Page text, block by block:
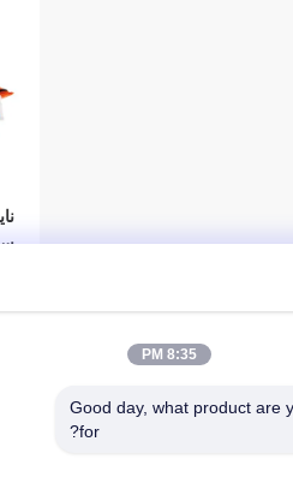
8:35 PM
Good day, what product are
for?